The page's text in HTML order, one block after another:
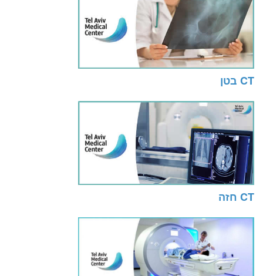
CT בטן
CT חזה